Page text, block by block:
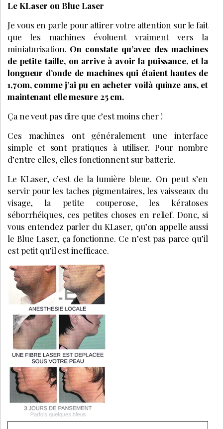
Le KLaser ou Blue Laser
Je vous en parle pour attirer votre attention sur le fait
que les machines évoluent vraiment vers la
miniaturisation. On constate qu’avec des machines
de petite taille, on arrive à avoir la puissance, et la
longueur d’onde de machines qui étaient hautes de
1,70m, comme j’ai pu en acheter voilà quinze ans, et
maintenant elle mesure 25 cm.
Ça ne veut pas dire que c’est moins cher !
Ces machines ont généralement une interface
simple et sont pratiques à utiliser. Pour nombre
d’entre elles, elles fonctionnent sur batterie.
Le KLaser, c’est de la lumière bleue. On peut s’en
servir pour les taches pigmentaires, les vaisseaux du
visage, la petite couperose, les kératoses
séborrhéiques, ces petites choses en relief. Donc, si
vous entendez parler du KLaser, qu’on appelle aussi
le Blue Laser, ça fonctionne. Ce n’est pas parce qu’il
est petit qu’il est inefficace.